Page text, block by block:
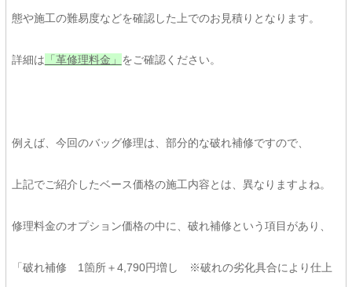
態や施工の難易度などを確認した上でのお見積りとなります。
詳細は 「革修理料金」 をご確認ください。
例えば、今回のバッグ修理は、部分的な破れ補修ですので、
上記でご紹介したベース価格の施工内容とは、異なりますよね。
修理料金のオプション価格の中に、破れ補修という項目があり、
「破れ補修 1箇所＋4,790円増し ※破れの劣化具合により仕上